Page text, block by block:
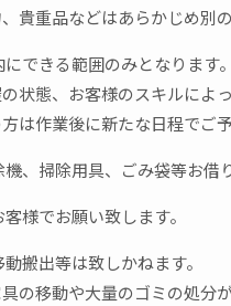
貴重品などはあらかじめ別
できる範囲のみとなります。
状態、お客様のスキルによっ
は作業後に新たな日程でご予
、掃除用具、ごみ袋等お借
様でお願い致します。
搬出等は致しかねます。
の移動や大量のゴミの処分